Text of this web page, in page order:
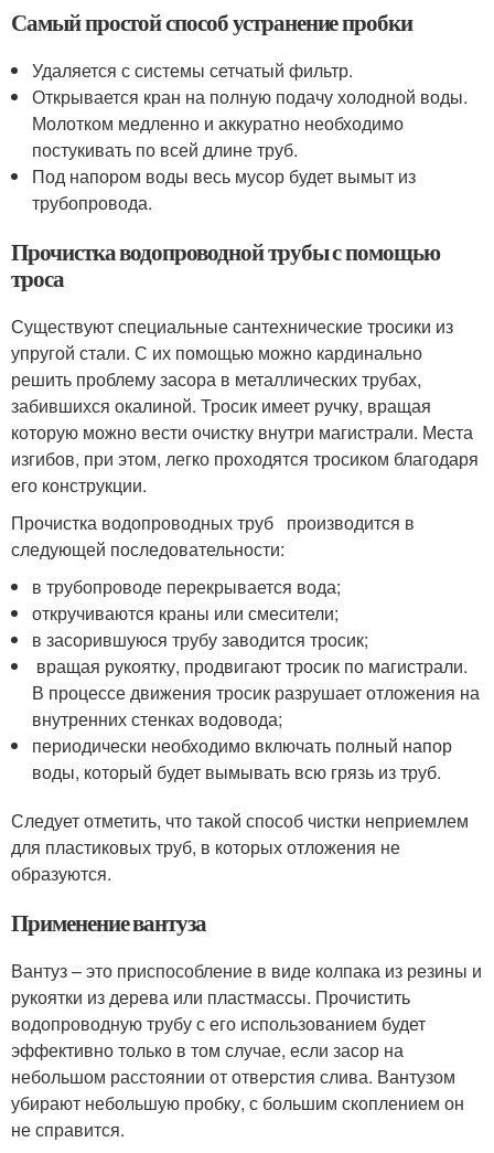
Самый простой способ устранение пробки
Удаляется с системы сетчатый фильтр.
Открывается кран на полную подачу холодной воды.
Молотком медленно и аккуратно необходимо
постукивать по всей длине труб.
Под напором воды весь мусор будет вымыт из
трубопровода.
Прочистка водопроводной трубы с помощью
троса
Существуют специальные сантехнические тросики из
упругой стали. С их помощью можно кардинально
решить проблему засора в металлических трубах,
забившихся окалиной. Тросик имеет ручку, вращая
которую можно вести очистку внутри магистрали. Места
изгибов, при этом, легко проходятся тросиком благодаря
его конструкции.
Прочистка водопроводных труб производится в
следующей последовательности:
в трубопроводе перекрывается вода;
откручиваются краны или смесители;
в засорившуюся трубу заводится тросик;
вращая рукоятку, продвигают тросик по магистрали.
В процессе движения тросик разрушает отложения на
внутренних стенках водовода;
периодически необходимо включать полный напор
воды, который будет вымывать всю грязь из труб.
Следует отметить, что такой способ чистки неприемлем
для пластиковых труб, в которых отложения не
образуются.
Применение вантуза
Вантуз – это приспособление в виде колпака из резины и
рукоятки из дерева или пластмассы. Прочистить
водопроводную трубу с его использованием будет
эффективно только в том случае, если засор на
небольшом расстоянии от отверстия слива. Вантузом
убирают небольшую пробку, с большим скоплением он
не справится.